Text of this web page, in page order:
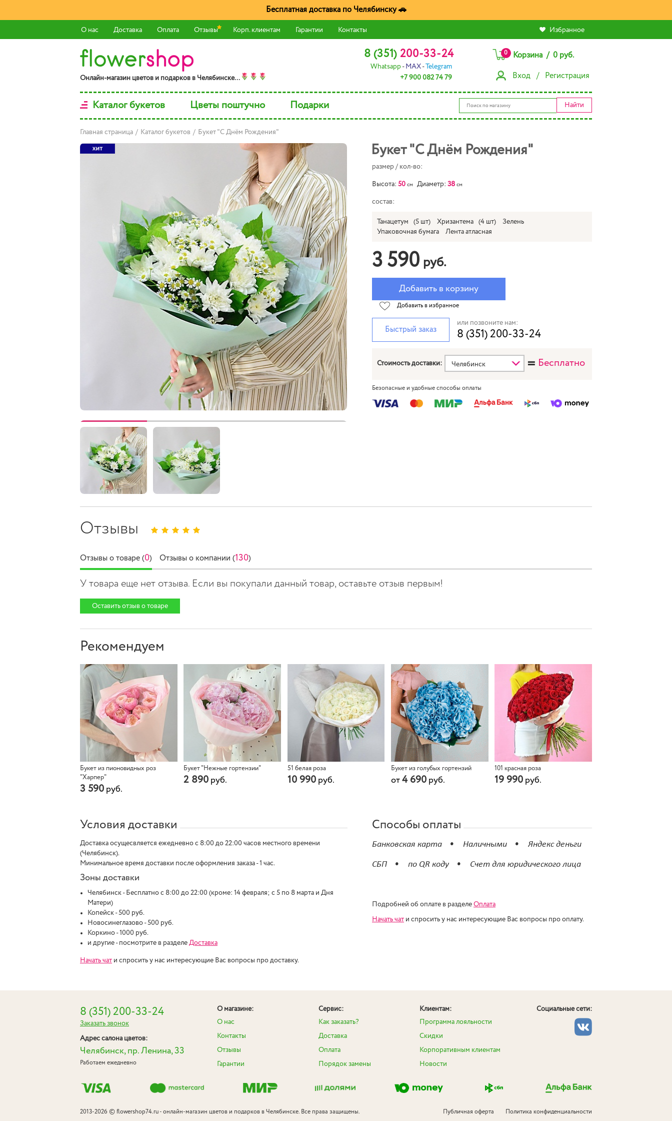
Бесплатная доставка по Челябинску 🚗
О нас Доставка Оплата Отзывы Корп. клиентам Гарантии Контакты Избранное
Онлaйн-мaгaзин цвeтoв и пoдaркoв в Чeлябинскe...
8 (351) 200-33-24
Whatsapp- MAX -Telegram
+7 900 082 74 79
0 Корзина / 0 руб.
Вход / Регистрация
Каталог букетов Цветы поштучно Подарки Найти
Главная страница / Каталог букетов / Букет "C Днём Рождения"
Букет "C Днём Рождения"
размер / кол-во:
Высота: 50 см Диаметр: 38 см
состав:
Танацетум (5 шт) Хризантема (4 шт)
Зелень
Упаковочная бумага
Лента атласная
3 590 руб.
Добавить в корзину
Добавить в избранное
Быстрый заказ
или позвоните нам:
8 (351) 200-33-24
Стоимость доставки: = Бесплатно
Безопасные и удобные способы оплаты
Отзывы
Отзывы о товаре (0) Отзывы о компании (130)
У товара еще нет отзыва. Если вы покупали данный товар, оставьте отзыв первым!
Оставить отзыв о товаре
Рекомендуем
Букет из пионовидных роз
"Харпер"
3 590 руб.
Букет "Нежные гортензии"
2 890 руб.
51 белая роза
10 990руб.
Букет из голубых гортензий
от4 690 руб.
101 красная роза
19 990 руб.
Условия доставки
Доставка осущесвляется ежедневно с 8:00 до 22:00 часов местного времени
(Челябинск).
Минимальное время доставки после оформления заказа - 1 час.
Зоны доставки
Челябинск - Бесплатно с 8:00 до 22:00 (кроме: 14 февраля; с 5 по 8 марта и Дня
Матери)
Копейск - 500 руб.
Новосинеглазово - 500 руб.
Коркино - 1000 руб.
и другие - посмотрите в разделе Доставка
Начать чат и спросить у нас интересующие Вас вопросы про доставку.
Способы оплаты
Банковская карта Наличными Яндекс деньги
СБП по QR коду Счет для юридического лица
Подробней об оплате в разделе Оплата
Начать чат и спросить у нас интересующие Вас вопросы про оплату.
8 (351) 200-33-24
Заказать звонок
Адрес салона цветов:
Челябинск, пр. Ленина, 33
Работаем ежедневно
О магазине:
О нас
Контакты
Отзывы
Гарантии
Сервис:
Как заказать?
Доставка
Оплата
Порядок замены
Клиентам:
Программа лояльности
Скидки
Корпоративным клиентам
Новости
Социальные сети:
2013-2026 © flowershop74.ru - онлайн-магазин цветов и подарков в Челябинске. Все права защищены. Публичная оферта Политика конфиденциальности